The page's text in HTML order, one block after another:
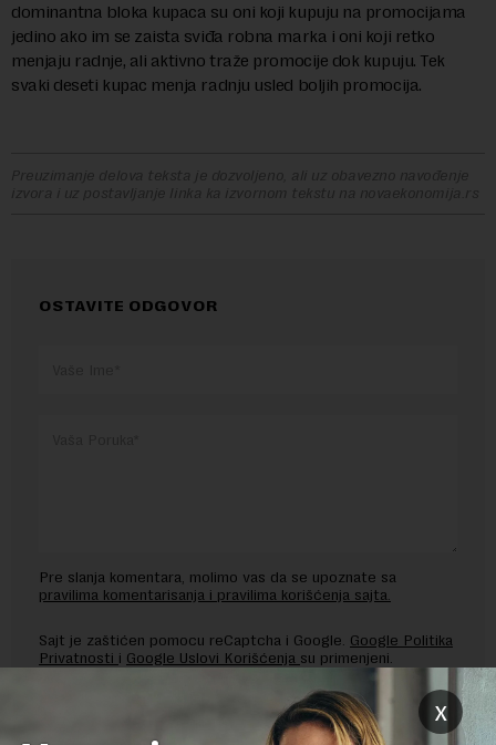
dominantna bloka kupaca su oni koji kupuju na promocijama
jedino ako im se zaista sviđa robna marka i oni koji retko
menjaju radnje, ali aktivno traže promocije dok kupuju. Tek
svaki deseti kupac menja radnju usled boljih promocija.
Preuzimanje delova teksta je dozvoljeno, ali uz obavezno navođenje
izvora i uz postavljanje linka ka izvornom tekstu na novaekonomija.rs
OSTAVITE ODGOVOR
Pre slanja komentara, molimo vas da se upoznate sa
pravilima komentarisanja i pravilima korišćenja sajta.
Sajt je zaštićen pomocu reCaptcha i Google. Google Politika
Privatnosti i Google Uslovi Korišćenja su primenjeni.
x